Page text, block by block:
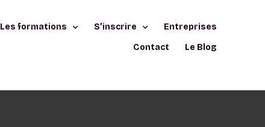
Les formations S’inscrire
Entreprises
Contact
Le Blog